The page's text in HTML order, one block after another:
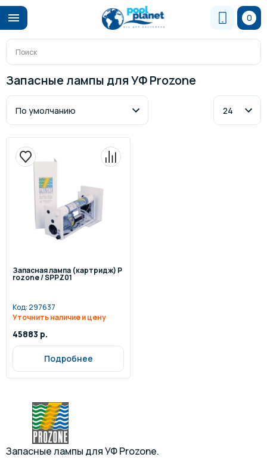
0
Запасные лампы для УФ Prozone
Запасная лампа (картридж) P
rozone / SPPZ01
Код: 297637
Уточнить наличие и цену
45883 р.
Подробнее
Запасные лампы для УФ Prozone.